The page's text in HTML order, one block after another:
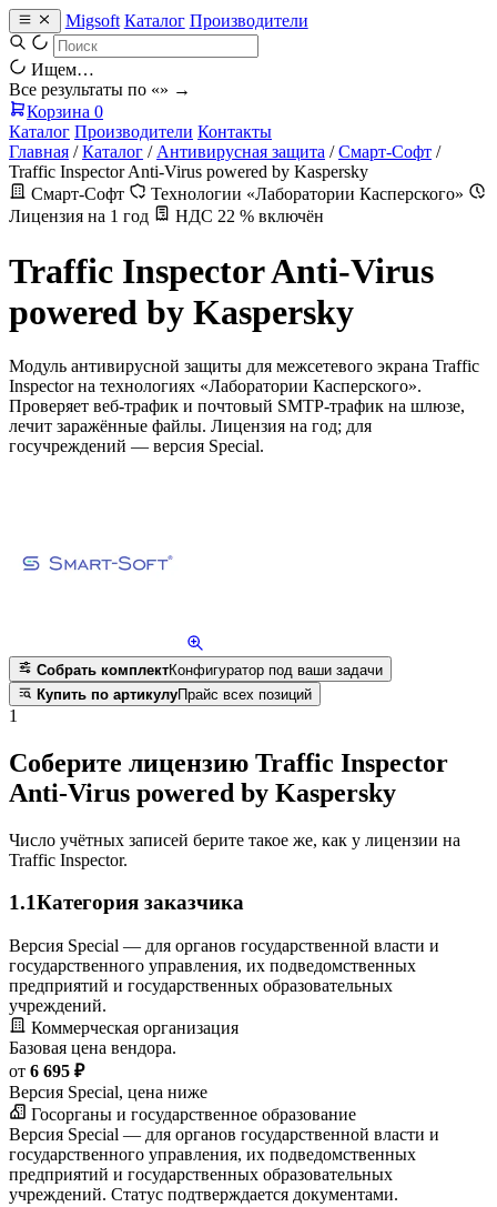
Migsoft Каталог Производители
Ищем…
Все результаты по «» →
Корзина 0
Каталог Производители Контакты
Главная / Каталог / Антивирусная защита / Смарт-Софт /
Traffic Inspector Anti-Virus powered by Kaspersky
Смарт-Софт
Технологии «Лаборатории Касперского»
Лицензия на 1 год
НДС 22 % включён
Traffic Inspector Anti-Virus
powered by Kaspersky
Модуль антивирусной защиты для межсетевого экрана Traffic
Inspector на технологиях «Лаборатории Касперского».
Проверяет веб-трафик и почтовый SMTP-трафик на шлюзе,
лечит заражённые файлы. Лицензия на год; для
госучреждений — версия Special.
Собрать комплектКонфигуратор под ваши задачи
Купить по артикулуПрайс всех позиций
1
Соберите лицензию Traffic Inspector
Anti-Virus powered by Kaspersky
Число учётных записей берите такое же, как у лицензии на
Traffic Inspector.
1.1Категория заказчика
Версия Special — для органов государственной власти и
государственного управления, их подведомственных
предприятий и государственных образовательных
учреждений.
Коммерческая организация
Базовая цена вендора.
от 6 695 ₽
Версия Special, цена ниже
Госорганы и государственное образование
Версия Special — для органов государственной власти и
государственного управления, их подведомственных
предприятий и государственных образовательных
учреждений. Статус подтверждается документами.